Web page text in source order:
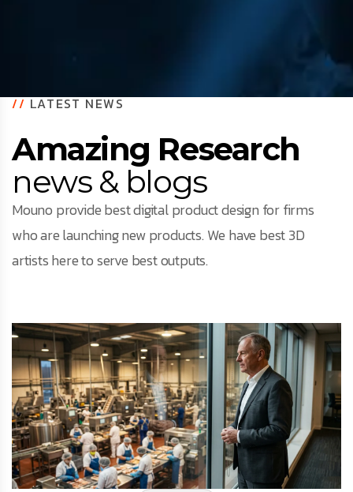
//LATEST NEWS
Amazing Research
news & blogs
Mouno provide best digital product design for firms
who are launching new products. We have best 3D
artists here to serve best outputs.